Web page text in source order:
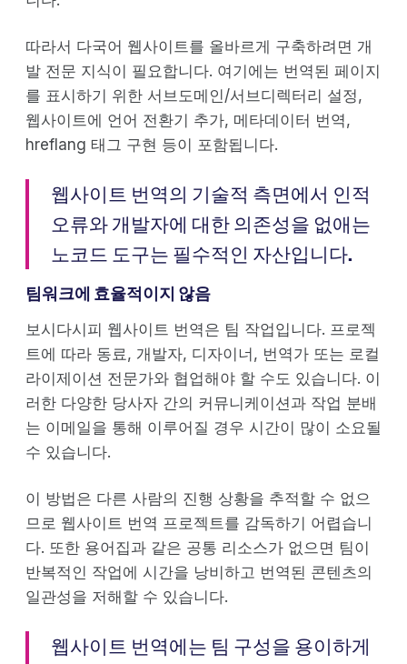
따라서 다국어 웹사이트를 올바르게 구축하려면 개
발 전문 지식이 필요합니다. 여기에는 번역된 페이지
를 표시하기 위한 서브도메인/서브디렉터리 설정,
웹사이트에 언어 전환기 추가, 메타데이터 번역,
hreflang 태그 구현 등이 포함됩니다.
웹사이트 번역의 기술적 측면에서 인적
오류와 개발자에 대한 의존성을 없애는
노코드 도구는 필수적인 자산입니다.
팀워크에 효율적이지 않음
보시다시피 웹사이트 번역은 팀 작업입니다. 프로젝
트에 따라 동료, 개발자, 디자이너, 번역가 또는 로컬
라이제이션 전문가와 협업해야 할 수도 있습니다. 이
러한 다양한 당사자 간의 커뮤니케이션과 작업 분배
는 이메일을 통해 이루어질 경우 시간이 많이 소요될
수 있습니다.
이 방법은 다른 사람의 진행 상황을 추적할 수 없으
므로 웹사이트 번역 프로젝트를 감독하기 어렵습니
다. 또한 용어집과 같은 공통 리소스가 없으면 팀이
반복적인 작업에 시간을 낭비하고 번역된 콘텐츠의
일관성을 저해할 수 있습니다.
웹사이트 번역에는 팀 구성을 용이하게